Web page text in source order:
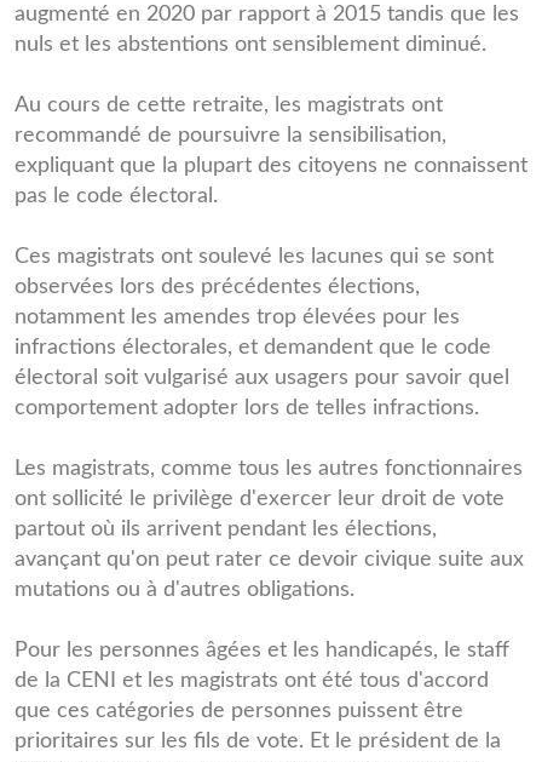
augmenté en 2020 par rapport à 2015 tandis que les
nuls et les abstentions ont sensiblement diminué.
Au cours de cette retraite, les magistrats ont
recommandé de poursuivre la sensibilisation,
expliquant que la plupart des citoyens ne connaissent
pas le code électoral.
Ces magistrats ont soulevé les lacunes qui se sont
observées lors des précédentes élections,
notamment les amendes trop élevées pour les
infractions électorales, et demandent que le code
électoral soit vulgarisé aux usagers pour savoir quel
comportement adopter lors de telles infractions.
Les magistrats, comme tous les autres fonctionnaires
ont sollicité le privilège d'exercer leur droit de vote
partout où ils arrivent pendant les élections,
avançant qu'on peut rater ce devoir civique suite aux
mutations ou à d'autres obligations.
Pour les personnes âgées et les handicapés, le staff
de la CENI et les magistrats ont été tous d'accord
que ces catégories de personnes puissent être
prioritaires sur les fils de vote. Et le président de la